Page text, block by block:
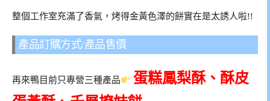
整個工作室充滿了香氣，烤得金黃色澤的餅實在是太誘人啦!!
產品訂購方式/產品售價
再來鴨目前只專營三種產品
蛋糕鳳梨酥、酥皮